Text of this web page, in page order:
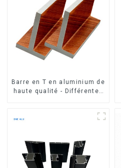
Barre en T en aluminium de
haute qualité - Différentes